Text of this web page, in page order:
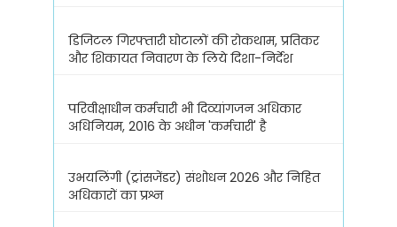
डिजिटल गिरफ्तारी घोटालों की रोकथाम, प्रतिकर
और शिकायत निवारण के लिये दिशा-निर्देश
परिवीक्षाधीन कर्मचारी भी दिव्यांगजन अधिकार
अधिनियम, 2016 के अधीन 'कर्मचारी' है
उभयलिंगी (ट्रांसजेंडर) संशोधन 2026 और निहित
अधिकारों का प्रश्न